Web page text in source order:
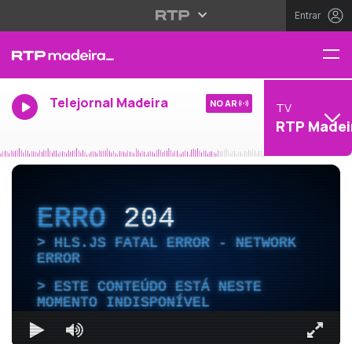
Entrar
Telejornal Madeira NO AR TV
RTP
ERRO204
HLS.JS FATAL ERROR - NETWORK
ERROR
ESTE CONTEÚDO ESTÁ NESTE
MOMENTO INDISPONÍVEL